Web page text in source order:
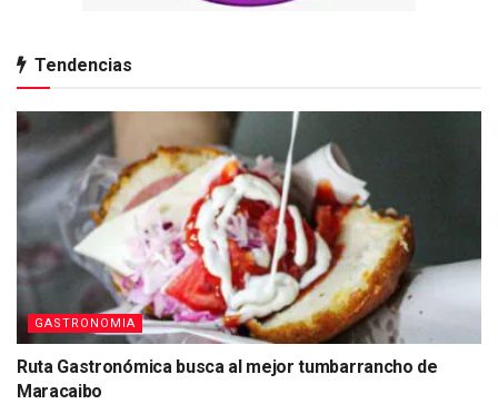
Tendencias
GASTRONOMIA
Ruta Gastronómica busca al mejor tumbarrancho de
Maracaibo